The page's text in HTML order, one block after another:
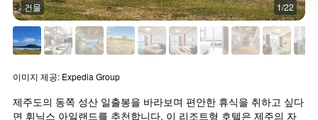
건물 1/22
이미지 제공: Expedia Group
제주도의 동쪽 성산 일출봉을 바라보며 편안한 휴식을 취하고 싶다
면 휘닉스 아일랜드를 추천합니다. 이 리조트형 호텔은 제주의 자